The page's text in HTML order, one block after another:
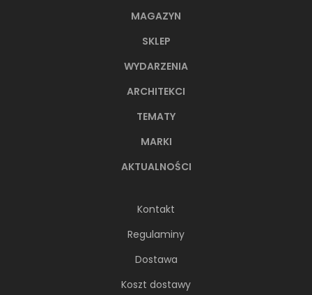
MAGAZYN
SKLEP
WYDARZENIA
ARCHITEKCI
TEMATY
MARKI
AKTUALNOŚCI
Kontakt
Regulaminy
Dostawa
Koszt dostawy